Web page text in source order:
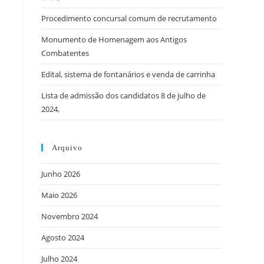
Procedimento concursal comum de recrutamento
Monumento de Homenagem aos Antigos
Combatentes
Edital, sistema de fontanários e venda de carrinha
Lista de admissão dos candidatos 8 de julho de
2024,
Arquivo
Junho 2026
Maio 2026
Novembro 2024
Agosto 2024
Julho 2024